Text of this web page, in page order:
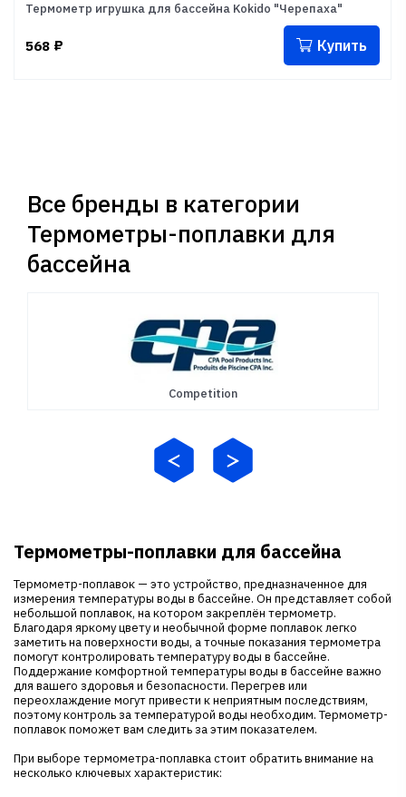
Термометр игрушка для бассейна Kokido "Черепаха"
568 ₽ Купить
Все бренды в категории
Термометры-поплавки для
бассейна
Competition
Термометры-поплавки для бассейна
Термометр-поплавок — это устройство, предназначенное для
измерения температуры воды в бассейне. Он представляет собой
небольшой поплавок, на котором закреплён термометр.
Благодаря яркому цвету и необычной форме поплавок легко
заметить на поверхности воды, а точные показания термометра
помогут контролировать температуру воды в бассейне.
Поддержание комфортной температуры воды в бассейне важно
для вашего здоровья и безопасности. Перегрев или
переохлаждение могут привести к неприятным последствиям,
поэтому контроль за температурой воды необходим. Термометр-
поплавок поможет вам следить за этим показателем.
При выборе термометра-поплавка стоит обратить внимание на
несколько ключевых характеристик: